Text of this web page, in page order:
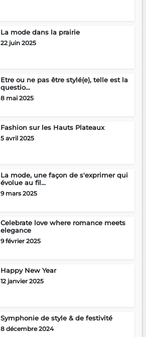
La mode dans la prairie
22 juin 2025
Etre ou ne pas être stylé(e), telle est la
questio...
8 mai 2025
Fashion sur les Hauts Plateaux
5 avril 2025
La mode, une façon de s'exprimer qui
évolue au fil...
9 mars 2025
Celebrate love where romance meets
elegance
9 février 2025
Happy New Year
12 janvier 2025
Symphonie de style & de festivité
8 décembre 2024